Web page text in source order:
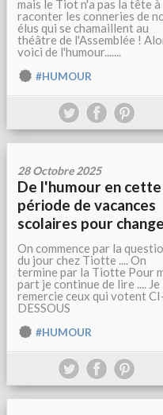
mais le Tiot n'a pas la tête à
raconter les conneries de
élus qui se chamaillent au
théâtre de l'Assemblée !
voici de l'humour.......
#HUMOUR
28 Octobre 2025
De l'humour en cette
période de vacances
scolaires pour
On commence par la
du jour chez Tiotte .... On
termine par la Tiotte Pour
part je continue de lire .... Je
remercie ceux qui votent
DESSOUS
#HUMOUR